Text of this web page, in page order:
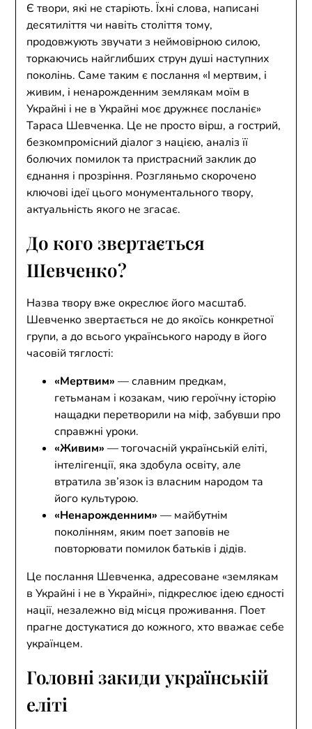
Є твори, які не старіють. Їхні слова, написані
десятиліття чи навіть століття тому,
продовжують звучати з неймовірною силою,
торкаючись найглибших струн душі наступних
поколінь. Саме таким є послання «І мертвим, і
живим, і ненарожденним землякам моїм в
Украйні і не в Украйні моє дружнєє посланіє»
Тараса Шевченка. Це не просто вірш, а гострий,
безкомпромісний діалог з нацією, аналіз її
болючих помилок та пристрасний заклик до
єднання і прозріння. Розгляньмо скорочено
ключові ідеї цього монументального твору,
актуальність якого не згасає.
До кого звертається
Шевченко?
Назва твору вже окреслює його масштаб.
Шевченко звертається не до якоїсь конкретної
групи, а до всього українського народу в його
часовій тяглості:
«Мертвим» — славним предкам,
гетьманам і козакам, чию героїчну історію
нащадки перетворили на міф, забувши про
справжні уроки.
«Живим» — тогочасній українській еліті,
інтелігенції, яка здобула освіту, але
втратила зв’язок із власним народом та
його культурою.
«Ненарожденним» — майбутнім
поколінням, яким поет заповів не
повторювати помилок батьків і дідів.
Це послання Шевченка, адресоване «землякам
в Украйні і не в Украйні», підкреслює ідею єдності
нації, незалежно від місця проживання. Поет
прагне достукатися до кожного, хто вважає себе
українцем.
Головні закиди українській
еліті